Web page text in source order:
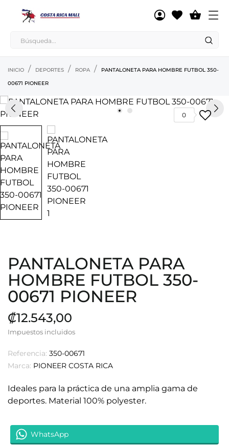

INICIO DEPORTES ROPA
PANTALONETA PARA HOMBRE FUTBOL 350-
00671 PIONEER
0
PANTALONETA PARA
HOMBRE FUTBOL 350-
00671 PIONEER
₡12.543,00
Impuestos incluidos
Referencia: 350-00671
Marca: PIONEER COSTA RICA
Ideales para la práctica de una amplia gama de
deportes. Material 100% polyester.
WhatsApp